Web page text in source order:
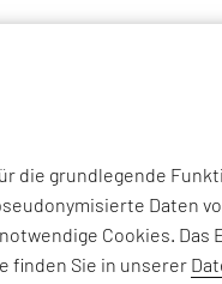
erschließen
die grundlegende
Daten
Cookies. Das
finden Sie in unserer